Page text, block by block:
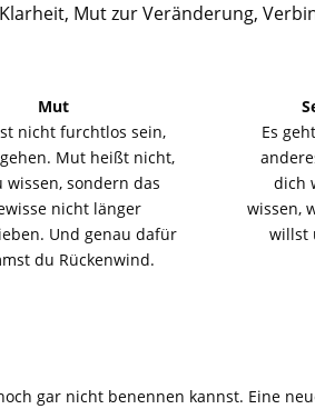
Mut zur Veränderung,
Mut
nicht furchtlos sein,
Mut heißt nicht,
wissen, sondern das
nicht länger
Und genau dafür
du Rückenwind.
Es
dich
wissen,
willst
gar nicht benennen kannst. Eine